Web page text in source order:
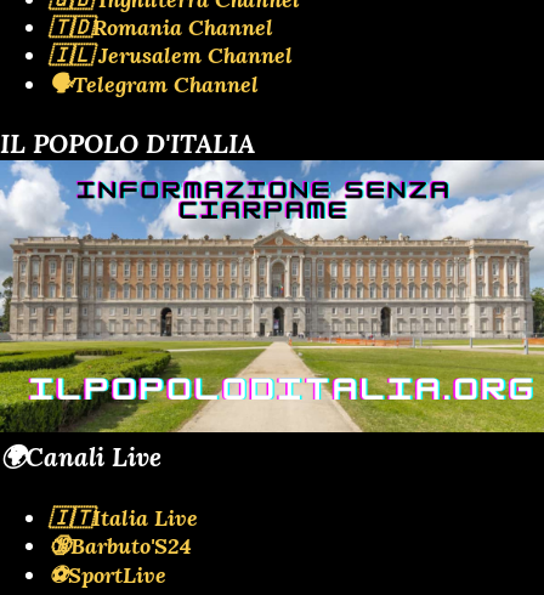
🇹🇩Romania Channel
🇮🇱 Jerusalem Channel
🗣️Telegram Channel
IL POPOLO D'ITALIA
🌍Canali Live
🇮🇹Italia Live
🔞Barbuto'S24
⚽SportLive